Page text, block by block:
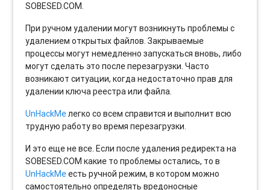
SOBESED.COM.
При ручном удалении могут возникнуть проблемы с
удалением открытых файлов. Закрываемые
процессы могут немедленно запускаться вновь, либо
могут сделать это после перезагрузки. Часто
возникают ситуации, когда недостаточно прав для
удалении ключа реестра или файла.
UnHackMeлегко со всем справится и выполнит всю
трудную работу во время перезагрузки.
И это еще не все. Если после удаления редиректа на
SOBESED.COM какие то проблемы остались, то в
UnHackMeесть ручной режим, в котором можно
самостоятельно определять вредоносные